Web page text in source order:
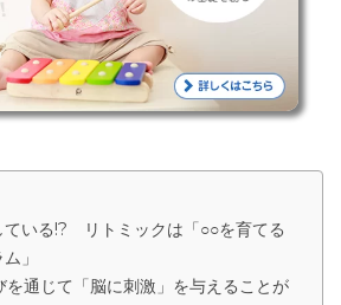
ている!? リトミックは「○○を育てる
」
を通じて「脳に刺激」を与えることが